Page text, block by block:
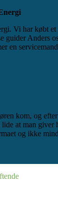
Vi har købt
guider Anders
en
kom, og
at man
og ikke